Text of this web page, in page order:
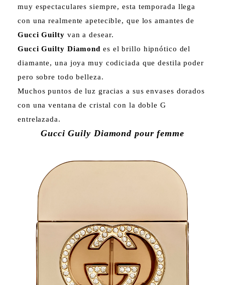
muy espectaculares siempre, esta temporada llega
con una realmente apetecible, que los amantes de
Gucci Guilty van a desear.
Gucci Guilty Diamond es el brillo hipnótico del
diamante, una joya muy codiciada que destila poder
pero sobre todo belleza.
Muchos puntos de luz gracias a sus envases dorados
con una ventana de cristal con la doble G
entrelazada.
Gucci Guily Diamond pour femme